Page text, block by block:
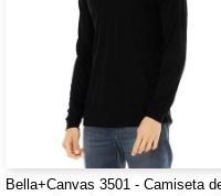
Bella+Canvas 3501 - Camiseta